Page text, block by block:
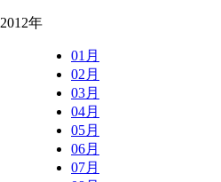
2012年
01月
02月
03月
04月
05月
06月
07月